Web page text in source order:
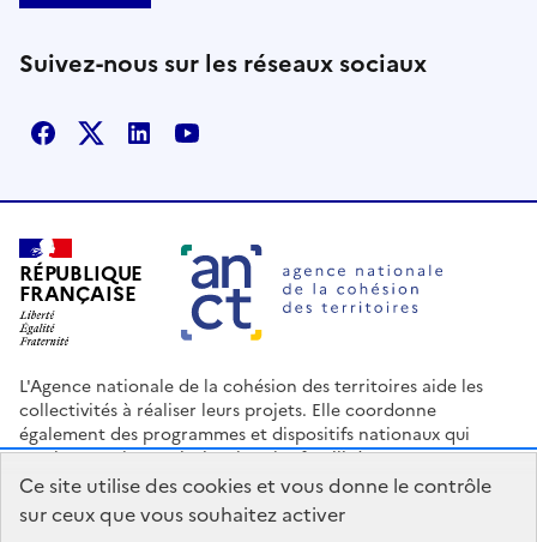
Ce site utilise des cookies et vous donne le contrôle
sur ceux que vous souhaitez activer
Suivez-nous sur les réseaux sociaux
Facebook
X LinkedinYoutube
RÉPUBLIQUE
FRANÇAISE
L'Agence nationale de la cohésion des territoires aide les
collectivités à réaliser leurs projets. Elle coordonne
également des programmes et dispositifs nationaux qui
soutiennent les territoires les plus fragilisés.
Espace Presse Logo ANCT